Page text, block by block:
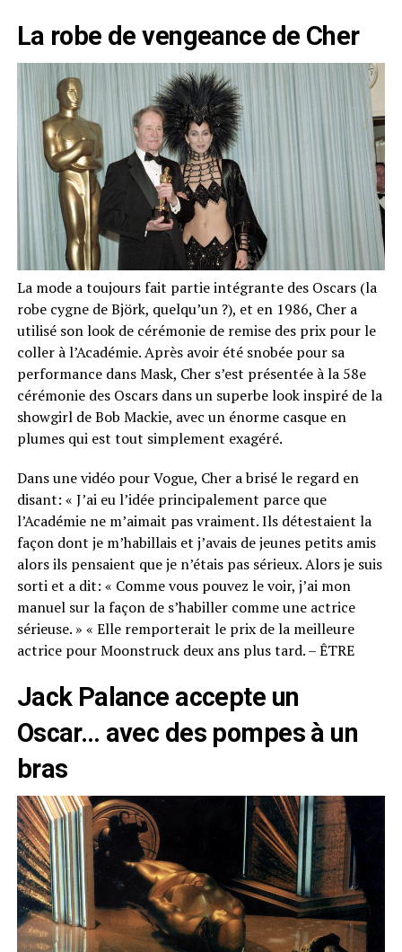
La robe de vengeance de Cher
La mode a toujours fait partie intégrante des Oscars (la
robe cygne de Björk, quelqu’un ?), et en 1986, Cher a
utilisé son look de cérémonie de remise des prix pour le
coller à l’Académie. Après avoir été snobée pour sa
performance dans Mask, Cher s’est présentée à la 58e
cérémonie des Oscars dans un superbe look inspiré de la
showgirl de Bob Mackie, avec un énorme casque en
plumes qui est tout simplement exagéré.
Dans une vidéo pour Vogue, Cher a brisé le regard en
disant: « J’ai eu l’idée principalement parce que
l’Académie ne m’aimait pas vraiment. Ils détestaient la
façon dont je m’habillais et j’avais de jeunes petits amis
alors ils pensaient que je n’étais pas sérieux. Alors je suis
sorti et a dit: « Comme vous pouvez le voir, j’ai mon
manuel sur la façon de s’habiller comme une actrice
sérieuse. » « Elle remporterait le prix de la meilleure
actrice pour Moonstruck deux ans plus tard. – ÊTRE
Jack Palance accepte un
Oscar… avec des pompes à un
bras